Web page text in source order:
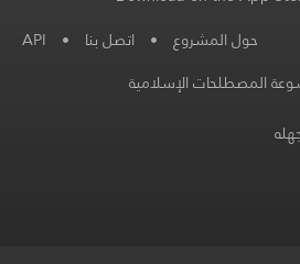
حول المشروع • اتصل بنا •
API
المصطلحات الإسلامية